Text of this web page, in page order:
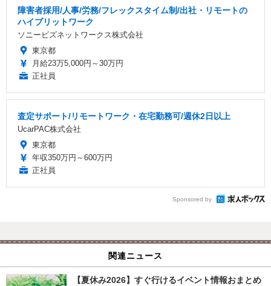
障害者採用/人事/労務/フレックスタイム制/出社・リモートの
ハイブリットワーク
ソニービズネットワークス株式会社
東京都
月給23万5,000円～30万円
正社員
査定サポート/リモートワーク・在宅勤務可/週休2日以上
UcarPAC株式会社
東京都
年収350万円～600万円
正社員
Sponsored by
関連ニュース
【夏休み2026】すぐ行けるイベント情報おまとめ